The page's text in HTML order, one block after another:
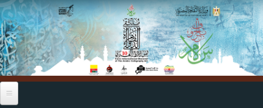
Skip to main content